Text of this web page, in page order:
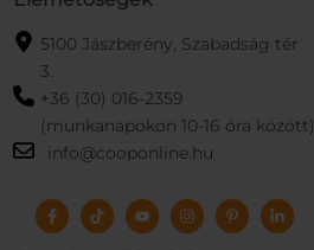
5100 Jászberény, Szabadság tér
3.
+36 (30) 016-2359
(munkanapokon 10-16 óra között)
info@cooponline.hu